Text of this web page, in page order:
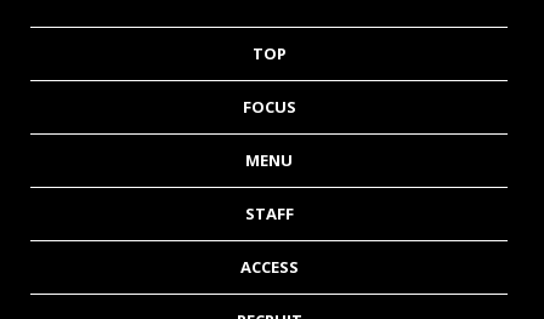
TOP
FOCUS
MENU
STAFF
ACCESS